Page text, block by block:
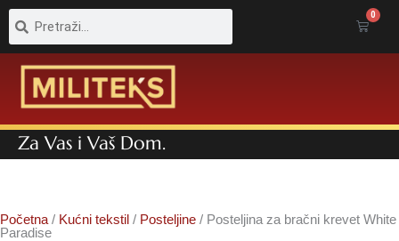
Pretraga 0
Cart
Za Vas i Vaš Dom.
Početna / Kućni tekstil / Posteljine / Posteljina za bračni krevet White
Paradise